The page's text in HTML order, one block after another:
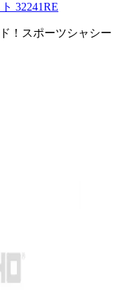
32241RE
！スポーツシャシー